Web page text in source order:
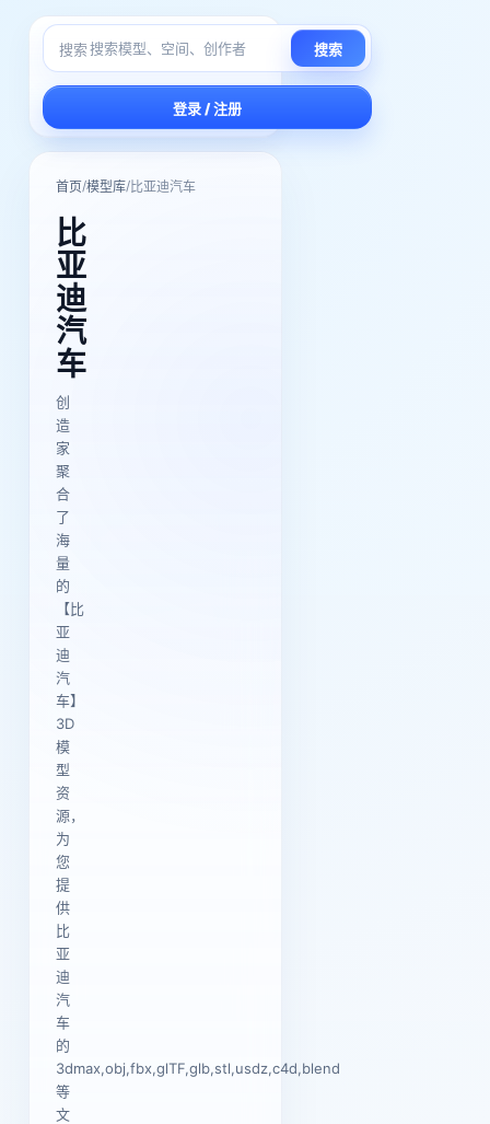
搜索 搜索
登录 / 注册
首页/模型库/比亚迪汽车
比
亚
迪
汽
车
创
造
家
聚
合
了
海
量
的
【比
亚
迪
汽
车】
3D
模
型
资
源，
为
您
提
供
比
亚
迪
汽
车
的
3dmax,obj,fbx,glTF,glb,stl,usdz,c4d,blend
等
文